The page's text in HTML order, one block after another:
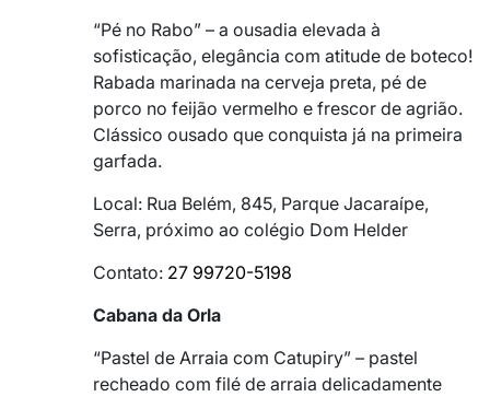
“Pé no Rabo” – a ousadia elevada à
sofisticação, elegância com atitude de boteco!
Rabada marinada na cerveja preta, pé de
porco no feijão vermelho e frescor de agrião.
Clássico ousado que conquista já na primeira
garfada.
Local: Rua Belém, 845, Parque Jacaraípe,
Serra, próximo ao colégio Dom Helder
Contato: 27 99720-5198
Cabana da Orla
“Pastel de Arraia com Catupiry” – pastel
recheado com filé de arraia delicadamente